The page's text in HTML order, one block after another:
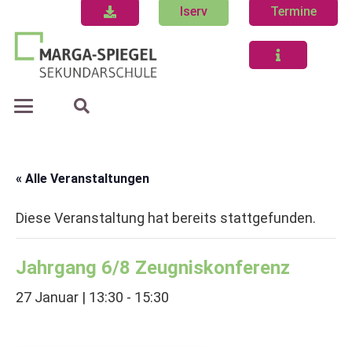
Iserv Termine
« Alle Veranstaltungen
Diese Veranstaltung hat bereits stattgefunden.
Jahrgang 6/8 Zeugniskonferenz
27 Januar | 13:30 - 15:30